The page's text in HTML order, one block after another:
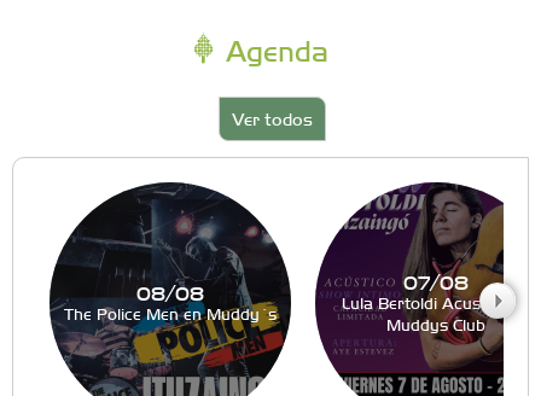
Agenda
Ver todos
08/08
The Police Men en Muddy´s
07/08
Lula Bertoldi Acustico en
Muddys Club